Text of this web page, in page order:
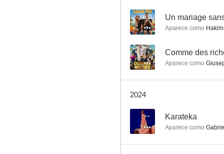
6.0
6.0 Un mariage
Aparece como Hakim
-- Comme des
Aparece como
2024
-- Karateka
Aparece como